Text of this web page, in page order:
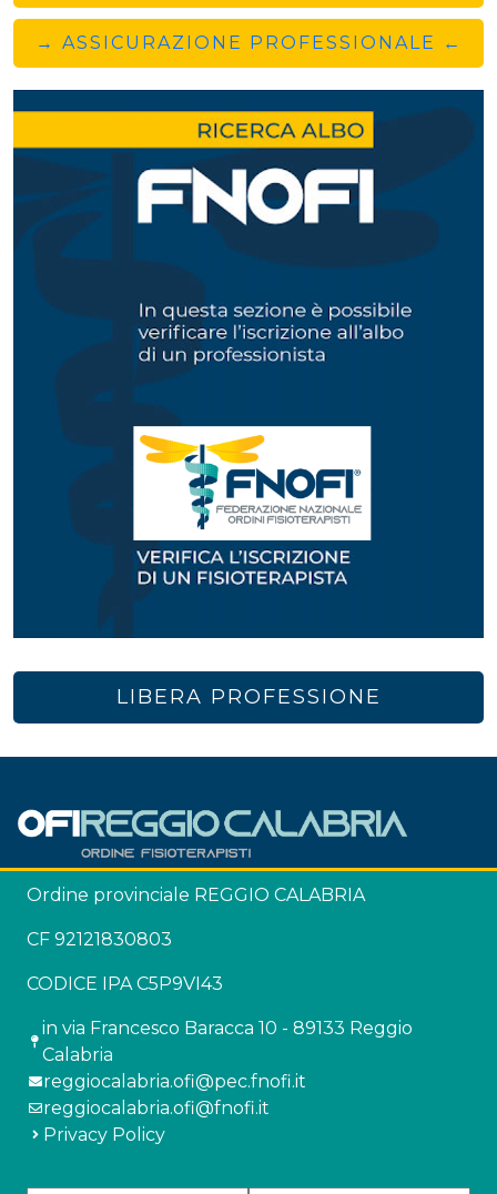
→ ASSICURAZIONE PROFESSIONALE ←
LIBERA PROFESSIONE
Ordine provinciale REGGIO CALABRIA
CF 92121830803
CODICE IPA C5P9VI43
in via Francesco Baracca 10 - 89133 Reggio
Calabria
reggiocalabria.ofi@pec.fnofi.it
reggiocalabria.ofi@fnofi.it
Privacy Policy